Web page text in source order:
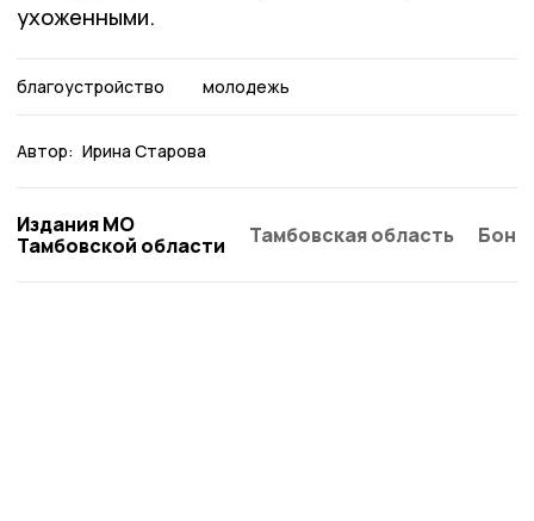
ухоженными.
благоустройство молодежь
Автор: Ирина Старова
Издания МО
Тамбовской области
Тамбовская область